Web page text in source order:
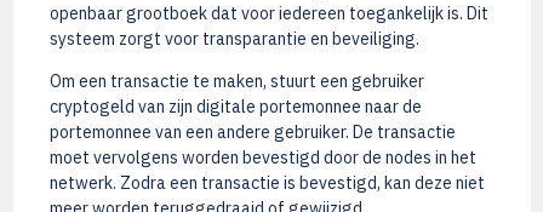
openbaar grootboek dat voor iedereen toegankelijk is. Dit
systeem zorgt voor transparantie en beveiliging.
Om een transactie te maken, stuurt een gebruiker
cryptogeld van zijn digitale portemonnee naar de
portemonnee van een andere gebruiker. De transactie
moet vervolgens worden bevestigd door de nodes in het
netwerk. Zodra een transactie is bevestigd, kan deze niet